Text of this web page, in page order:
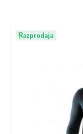
Razprodaja